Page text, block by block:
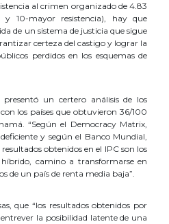
al crimen organizado de 4.83
y 10-mayor resistencia), hay que
de un sistema de justicia que sigue
certeza del castigo y lograr la
perdidos en los esquemas de
un certero análisis de los
los países que obtuvieron 36/100
“Según el Democracy Matrix,
y según el Banco Mundial,
obtenidos en el IPC son los
camino a transformarse en
de un país de renta media baja”.
que “los resultados obtenidos por
la posibilidad latente de una